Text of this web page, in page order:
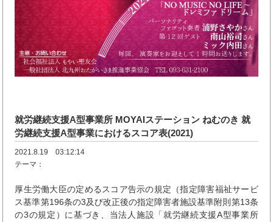
就労継続支援A型事業所 MOYAIステーション ねむのき 就
労継続支援A型事業におけるスコア表(2021)
2021.8.19 03:12:14
テーマ：
厚生労働大臣の定めるスコア告示の規定（指定障害福祉サービ
ス基準第196条の3及び改正後の指定障害者施設基準附則第13条
の3の規定）に基づき、当法人施設「就労継続支援A型事業所